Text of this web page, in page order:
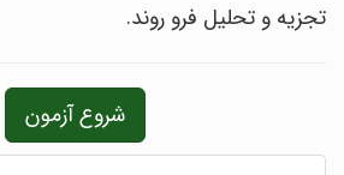
تجزیه و تحلیل فرو روند.
شروع آزمون